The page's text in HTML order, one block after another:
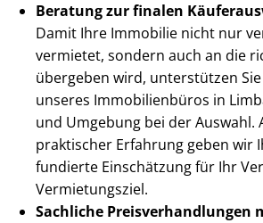
Beratung zur finalen
Damit Ihre Immobilie nicht nur
vermietet, sondern auch an die
übergeben wird, unterstützen
unseres Immobilienbüros in
und Umgebung bei der Auswahl.
praktischer Erfahrung geben wir
fundierte Einschätzung für Ihr
Vermietungsziel.
Sachliche Preis­ver­hand­lun­gen